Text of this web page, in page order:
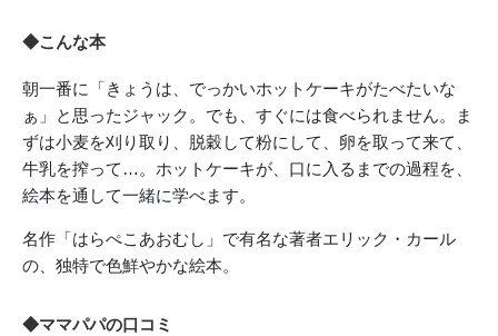
◆こんな本
朝一番に「きょうは、でっかいホットケーキがたべたいな
ぁ」と思ったジャック。でも、すぐには食べられません。ま
ずは小麦を刈り取り、脱穀して粉にして、卵を取って来て、
牛乳を搾って…。ホットケーキが、口に入るまでの過程を、
絵本を通して一緒に学べます。
名作「はらぺこあおむし」で有名な著者エリック・カール
の、独特で色鮮やかな絵本。
◆ママパパの口コミ